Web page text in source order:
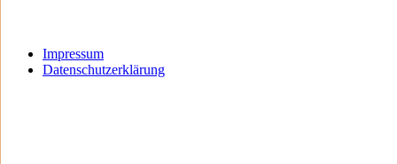
Impressum
Datenschutzerklärung